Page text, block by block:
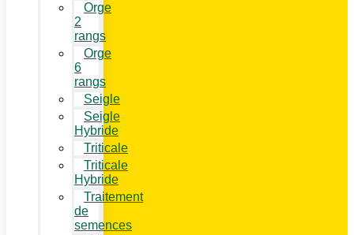
Orge
2
rangs
Orge
6
rangs
Seigle
Seigle
Hybride
Triticale
Triticale
Hybride
Traitement
de
semences